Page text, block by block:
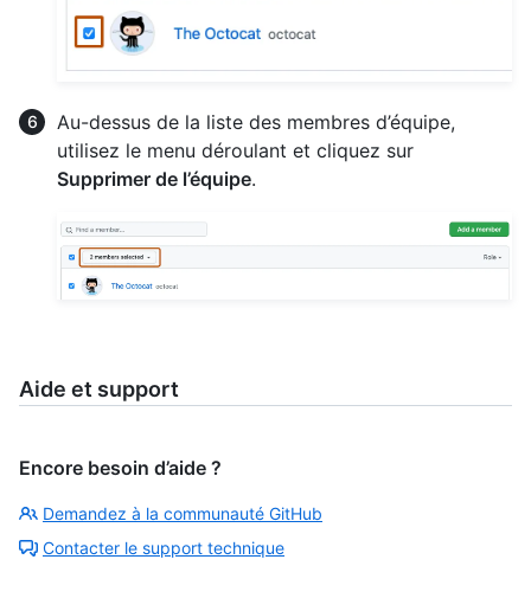
Au-dessus de la liste des membres d’équipe,
utilisez le menu déroulant et cliquez sur
Supprimer de l’équipe.
Aide et support
Encore besoin d’aide ?
Demandez à la communauté GitHub
Contacter le support technique